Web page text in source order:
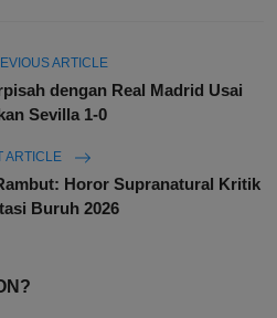
ARTICLE
dengan Real Madrid Usai
Sevilla 1-0
ARTICLE
Horor Supranatural Kritik
Buruh 2026